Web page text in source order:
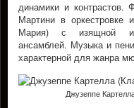
динамики и контрастов.
Мартини в оркестровке
Мария) с изящной
ансамблей. Музыка и
характерной для жанра
Джузеппе